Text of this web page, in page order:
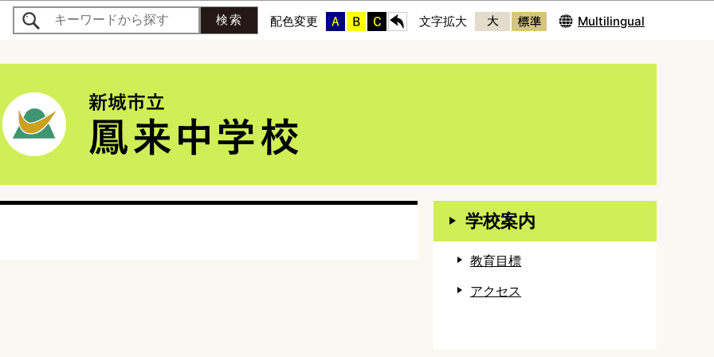
このページの本文へ移動
配色変更 文字拡大 Multilingual
学校案内
教育目標
アクセス